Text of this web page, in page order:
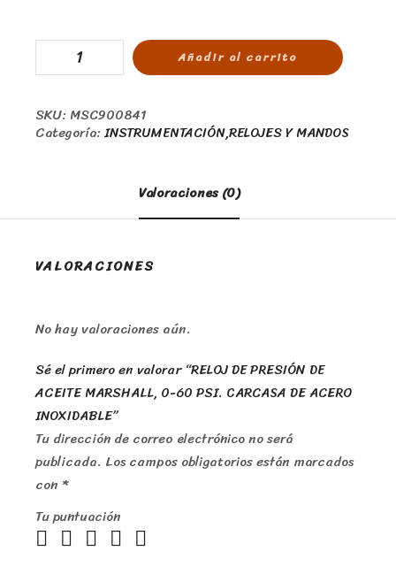
Añadir al carrito
SKU: MSC900841
Categoría:INSTRUMENTACIÓN,RELOJES Y MANDOS
Valoraciones (0)
VALORACIONES
No hay valoraciones aún.
Sé el primero en valorar “RELOJ DE PRESIÓN DE
ACEITE MARSHALL, 0-60 PSI. CARCASA DE ACERO
INOXIDABLE”
Tu dirección de correo electrónico no será
publicada. Los campos obligatorios están marcados
con *
Tu puntuación